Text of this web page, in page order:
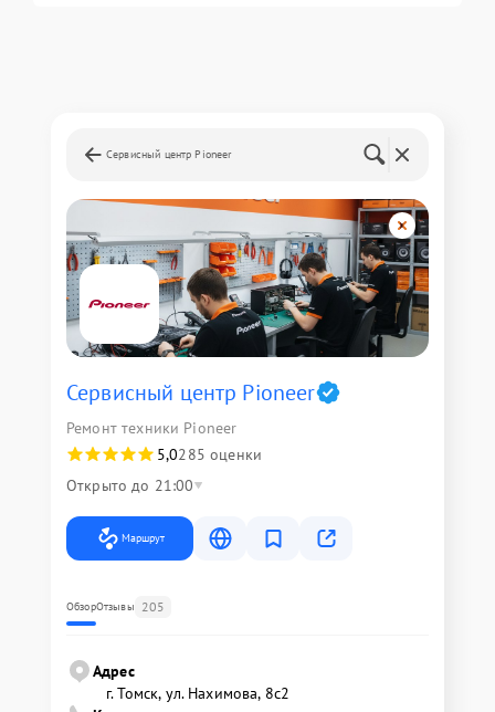
Сервисный центр Pioneer
Сервисный центр Pioneer
Ремонт техники Pioneer
5,0285 оценки
Открыто до 21:00
Маршрут
ОбзорОтзывы 205
Адрес
г. Томск, ул. Нахимова, 8с2